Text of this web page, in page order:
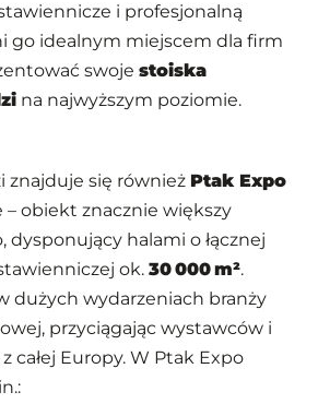
i profesjonalną
go idealnym miejscem dla firm
swoje stoiska
na najwyższym poziomie.
znajduje się również Ptak Expo
– obiekt znacznie większy
dysponujący halami o łącznej
ok. 30 000 m².
dużych wydarzeniach branży
przyciągając wystawców i
całej Europy. W Ptak Expo